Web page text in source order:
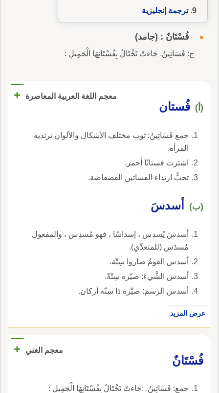
ترجمة إنجليزية
فُسْتَانٌ : (جامد)
ج: فَسَاتِينُ. جَاءتْ تَخْتَالُ بِفُسْتَانِهَا الْجَمِيلِ :
معجم اللغة العربية المعاصرة +
(أ) فُستان
جمع فَسَاتِينُ: ثوب مختلف الأشكال والألوان ترتديه
المرأة.
اشترت فستانًا أحمر.
تحبُّ ارتداء الفساتين الفضفاضة.
(ب) أسدسَ
أسدسَ يُسدِس ، إسداسًا ، فهو مُسدِس ، والمفعول
مُسدَس (للمتعدِّي).
أسدس القومُ صاروا سِتّة.
أسدس الشَّيءَ: صيّره سِتّةً.
أسدس الرسمَ: صيَّره ذا سِتّة أركان.
عرض المزيد
معجم الغني
+
فُسْتَانٌ
جمع: فَسَاتِينُ. :جَاءتْ تَخْتَالُ بِفُسْتَانِهَا الْجَمِيلِ :